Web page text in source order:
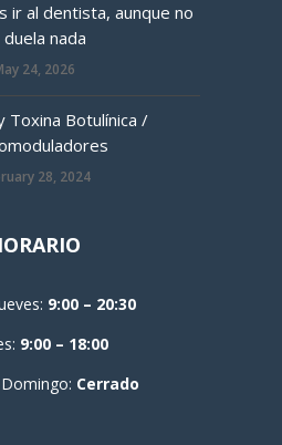
ir al dentista, aunque no
nada
24, 2026
Toxina Botulínica /
28, 2024
9:00 – 20:30
9:00 – 18:00
Cerrado